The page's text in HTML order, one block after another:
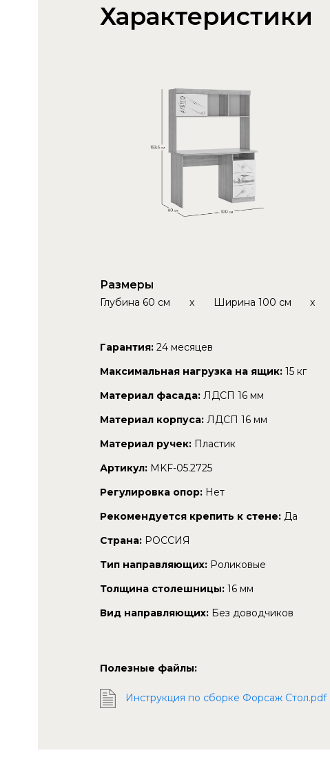
Характеристики
Размеры
Глубина 60 см x Ширина 100 см x
Гарантия: 24 месяцев
Максимальная нагрузка на ящик: 15 кг
Материал фасада: ЛДСП 16 мм
Материал корпуса: ЛДСП 16 мм
Материал ручек: Пластик
Артикул: MKF-05.2725
Регулировка опор: Нет
Рекомендуется крепить к стене: Да
Страна: РОССИЯ
Тип направляющих: Роликовые
Толщина столешницы: 16 мм
Вид направляющих: Без доводчиков
Полезные файлы:
Инструкция по сборке Форсаж Стол.pdf